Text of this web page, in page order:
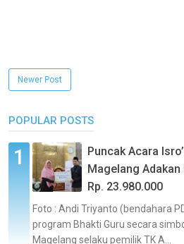
Newer Post
POPULAR POSTS
Puncak Acara
Magelang
Rp. 23.980.000
Foto : Andi Triyanto (bendahara
program Bhakti Guru secara
Magelang selaku pemilik TK A...